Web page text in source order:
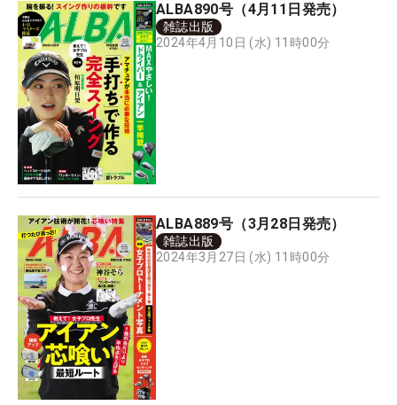
ALBA890号（4月11日発売）
雑誌出版
2024年4月10日 (水) 11時00分
ALBA889号（3月28日発売）
雑誌出版
2024年3月27日 (水) 11時00分